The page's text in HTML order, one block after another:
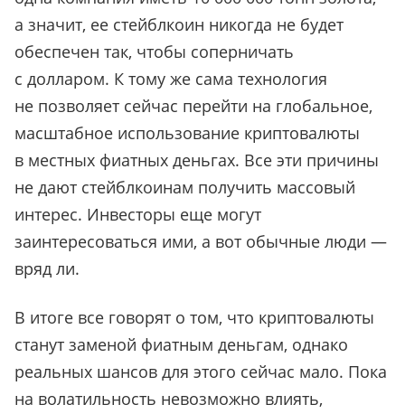
а значит, ее стейблкоин никогда не будет
обеспечен так, чтобы соперничать
с долларом. К тому же сама технология
не позволяет сейчас перейти на глобальное,
масштабное использование криптовалюты
в местных фиатных деньгах. Все эти причины
не дают стейблкоинам получить массовый
интерес. Инвесторы еще могут
заинтересоваться ими, а вот обычные люди —
вряд ли.
В итоге все говорят о том, что криптовалюты
станут заменой фиатным деньгам, однако
реальных шансов для этого сейчас мало. Пока
на волатильность невозможно влиять,